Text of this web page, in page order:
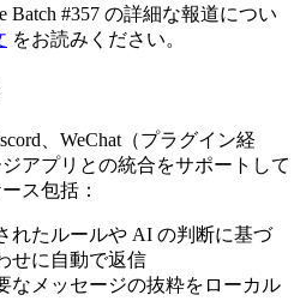
Batch #357 の詳細な報道につい
をお読みください。
、WeChat（プラグイン経
アプリとの統合をサポートして
ス包括：
れたルールや AI の判断に基づ
せに自動で返信
なメッセージの抜粋をローカル